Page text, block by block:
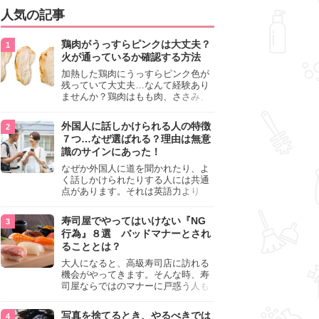
人気の記事
鶏肉がうっすらピンクは大丈夫？
火が通っているか確認する方法
加熱した鶏肉にうっすらピンク色が
残っていて大丈夫…なんて経験あり
ませんか？鶏肉はもも肉、ささみ、
わいが異なり、いろいろと楽しめる
料理ですが、鶏肉は加熱した後でも
うっすらピンク色の部分が大丈夫な
のと気になるときがあります。この
記事では生焼けか火が通っているの
かを確認する方法や、鶏肉を調理す
るときの注意点を紹介しますので、
参考にしてみてくださいね。
外国人に話しかけられる人の特徴
７つ…なぜ選ばれる？理由は無意
識のサインにあった！
なぜか外国人に道を聞かれたり、よ
く話しかけられたりする人には共通
点があります。それは英語力より
けても大丈夫」というサインが関係
しています。よく選ばれる人の特徴
や、英語が苦手でも焦らない対処
法、自分を守るための注意点を詳し
く解説します。
寿司屋でやってはいけない『NG
行為』８選 バッドマナーとされ
ることとは？
大人になると、高級寿司店に訪れる
機会がやってきます。そんな時、寿
司屋ならではのマナーに戸惑う人も
らためて寿司屋でやってはいけない
写真を捨てるとき、やるべきでは